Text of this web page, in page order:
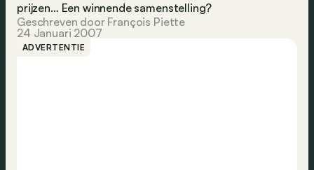
prijzen… Een winnende samenstelling?
Geschreven door François Piette
24 Januari 2007
ADVERTENTIE